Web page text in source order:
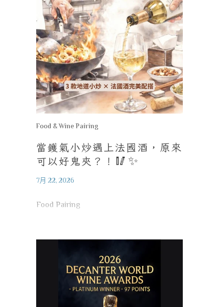
Food & Wine Pairing
當鑊氣小炒遇上法國酒，原來
可以好鬼夾？！ 🥢✨
7月 22, 2026
Food Pairing